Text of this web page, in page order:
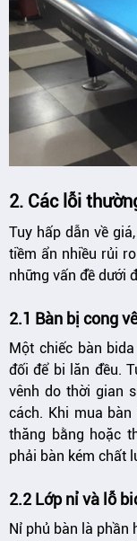
2. Các lỗi
Tuy hấp dẫn về
tiềm ẩn nhiều rủi
những vấn đề dưới
2.1 Bàn bị cong
Một chiếc bàn
đối để bi lăn đều.
vênh do thời gian
cách. Khi mua
thăng bằng hoặc
phải bàn kém chất
2.2 Lớp nỉ và lỗ
Nỉ phủ bàn là phần